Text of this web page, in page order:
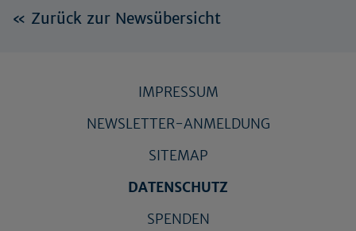
« Zurück zur Newsübersicht
IMPRESSUM
NEWSLETTER-ANMELDUNG
SITEMAP
DATENSCHUTZ
SPENDEN